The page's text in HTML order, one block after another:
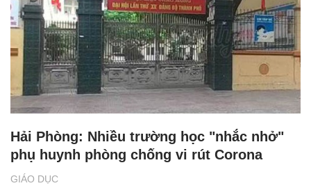
GIÁO DỤC
Hải Phòng: Nhiều trường học "nhắc nhở"
phụ huynh phòng chống vi rút Corona